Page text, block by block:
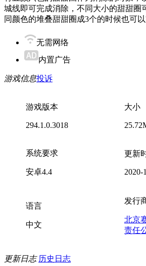
城线即可完成消除，不同大小的甜甜圈
同颜色的堆叠甜甜圈成3个的时候也可以
无需网络
内置广告
游戏信息投诉
游戏版本
294.1.0.3018
大小
系统要求
安卓4.4
更新
2020-
语言
中文
发行
北京
责任
更新日志 历史日志